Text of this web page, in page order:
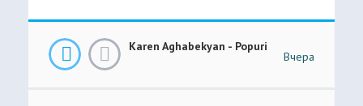
Karen Aghabekyan - Popuri
Вчера